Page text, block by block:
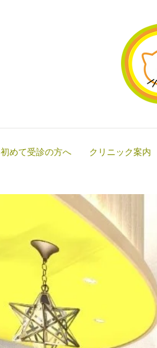
初めて受診の方へ クリニック案内